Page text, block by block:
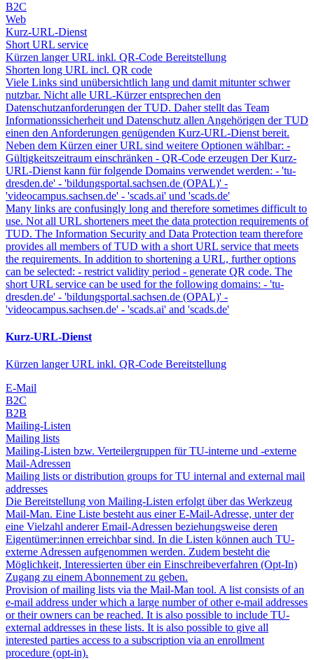
B2C
Web
Kurz-URL-Dienst
Short URL service
Kürzen langer URL inkl. QR-Code Bereitstellung
Shorten long URL incl. QR code
Viele Links sind unübersichtlich lang und damit mitunter schwer
nutzbar. Nicht alle URL-Kürzer entsprechen den
Datenschutzanforderungen der TUD. Daher stellt das Team
Informationssicherheit und Datenschutz allen Angehörigen der TUD
einen den Anforderungen genügenden Kurz-URL-Dienst bereit.
Neben dem Kürzen einer URL sind weitere Optionen wählbar: -
Gültigkeitszeitraum einschränken - QR-Code erzeugen Der Kurz-
URL-Dienst kann für folgende Domains verwendet werden: - 'tu-
dresden.de' - 'bildungsportal.sachsen.de (OPAL)' -
'videocampus.sachsen.de' - 'scads.ai' und 'scads.de'
Many links are confusingly long and therefore sometimes difficult to
use. Not all URL shorteners meet the data protection requirements of
TUD. The Information Security and Data Protection team therefore
provides all members of TUD with a short URL service that meets
the requirements. In addition to shortening a URL, further options
can be selected: - restrict validity period - generate QR code. The
short URL service can be used for the following domains: - 'tu-
dresden.de' - 'bildungsportal.sachsen.de (OPAL)' -
'videocampus.sachsen.de' - 'scads.ai' and 'scads.de'
Kurz-URL-Dienst
Kürzen langer URL inkl. QR-Code Bereitstellung
E-Mail
B2C
B2B
Mailing-Listen
Mailing lists
Mailing-Listen bzw. Verteilergruppen für TU-interne und -externe
Mail-Adressen
Mailing lists or distribution groups for TU internal and external mail
addresses
Die Bereitstellung von Mailing-Listen erfolgt über das Werkzeug
Mail-Man. Eine Liste besteht aus einer E-Mail-Adresse, unter der
eine Vielzahl anderer Email-Adressen beziehungsweise deren
Eigentümer:innen erreichbar sind. In die Listen können auch TU-
externe Adressen aufgenommen werden. Zudem besteht die
Möglichkeit, Interessierten über ein Einschreibeverfahren (Opt-In)
Zugang zu einem Abonnement zu geben.
Provision of mailing lists via the Mail-Man tool. A list consists of an
e-mail address under which a large number of other e-mail addresses
or their owners can be reached. It is also possible to include TU-
external addresses in these lists. It is also possible to give all
interested parties access to a subscription via an enrollment
procedure (opt-in).